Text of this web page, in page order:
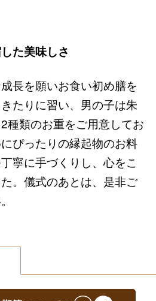
た美味しさ
長を願いお食い初め膳を
たりに習い、男の子は朱
種類のお重をご用意してお
ぴったりの縁起物のお料
寧に手づくりし、心をこ
。儀式のあとは、是非ご